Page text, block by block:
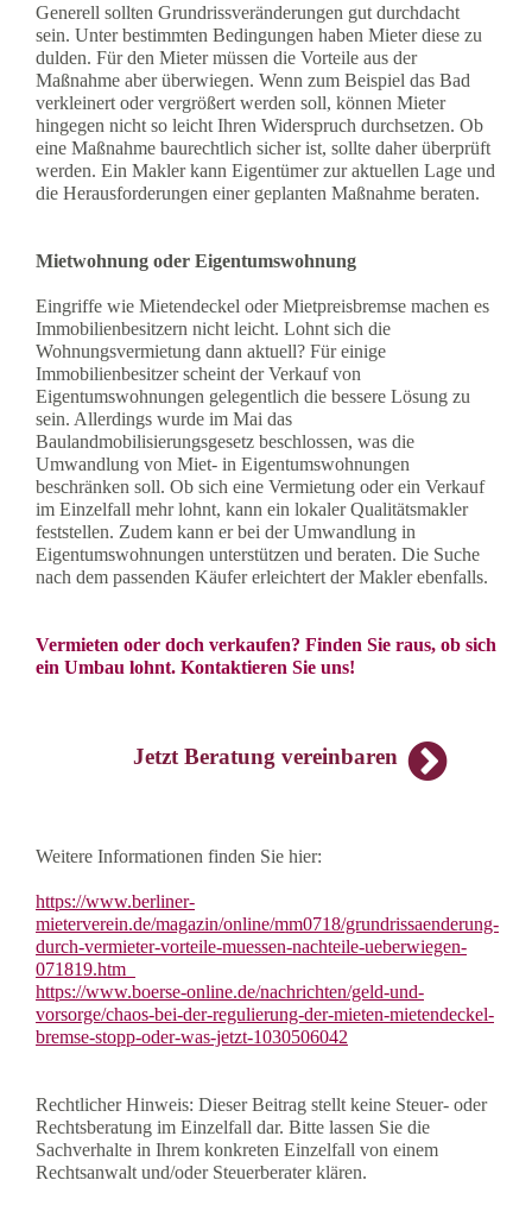
Generell sollten Grundrissveränderungen gut durchdacht
sein. Unter bestimmten Bedingungen haben Mieter diese zu
dulden. Für den Mieter müssen die Vorteile aus der
Maßnahme aber überwiegen. Wenn zum Beispiel das Bad
verkleinert oder vergrößert werden soll, können Mieter
hingegen nicht so leicht Ihren Widerspruch durchsetzen. Ob
eine Maßnahme baurechtlich sicher ist, sollte daher überprüft
werden. Ein Makler kann Eigentümer zur aktuellen Lage und
die Herausforderungen einer geplanten Maßnahme beraten.
Mietwohnung oder Eigentumswohnung
Eingriffe wie Mietendeckel oder Mietpreisbremse machen es
Immobilienbesitzern nicht leicht. Lohnt sich die
Wohnungsvermietung dann aktuell? Für einige
Immobilienbesitzer scheint der Verkauf von
Eigentumswohnungen gelegentlich die bessere Lösung zu
sein. Allerdings wurde im Mai das
Baulandmobilisierungsgesetz beschlossen, was die
Umwandlung von Miet- in Eigentumswohnungen
beschränken soll. Ob sich eine Vermietung oder ein Verkauf
im Einzelfall mehr lohnt, kann ein lokaler Qualitätsmakler
feststellen. Zudem kann er bei der Umwandlung in
Eigentumswohnungen unterstützen und beraten. Die Suche
nach dem passenden Käufer erleichtert der Makler ebenfalls.
Vermieten oder doch verkaufen? Finden Sie raus, ob sich
ein Umbau lohnt. Kontaktieren Sie uns!
Jetzt Beratung vereinbaren
Weitere Informationen finden Sie hier:
https://www.berliner-
mieterverein.de/magazin/online/mm0718/grundrissaenderung-
durch-vermieter-vorteile-muessen-nachteile-ueberwiegen-
071819.htm
https://www.boerse-online.de/nachrichten/geld-und-
vorsorge/chaos-bei-der-regulierung-der-mieten-mietendeckel-
bremse-stopp-oder-was-jetzt-1030506042
Rechtlicher Hinweis: Dieser Beitrag stellt keine Steuer- oder
Rechtsberatung im Einzelfall dar. Bitte lassen Sie die
Sachverhalte in Ihrem konkreten Einzelfall von einem
Rechtsanwalt und/oder Steuerberater klären.